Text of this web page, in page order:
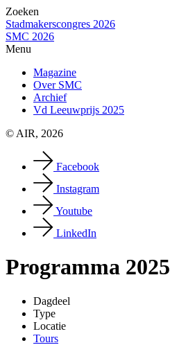
Zoeken
Stadmakerscongres 2026
SMC 2026
Menu
Magazine
Over SMC
Archief
Vd Leeuwprijs 2025
© AIR, 2026
Facebook
Instagram
Youtube
LinkedIn
Programma 2025
Dagdeel
Type
Locatie
Tours